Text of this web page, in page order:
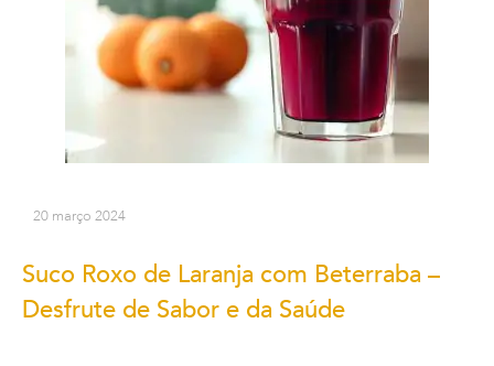
20 março 2024
Suco Roxo de Laranja com Beterraba –
Desfrute de Sabor e da Saúde